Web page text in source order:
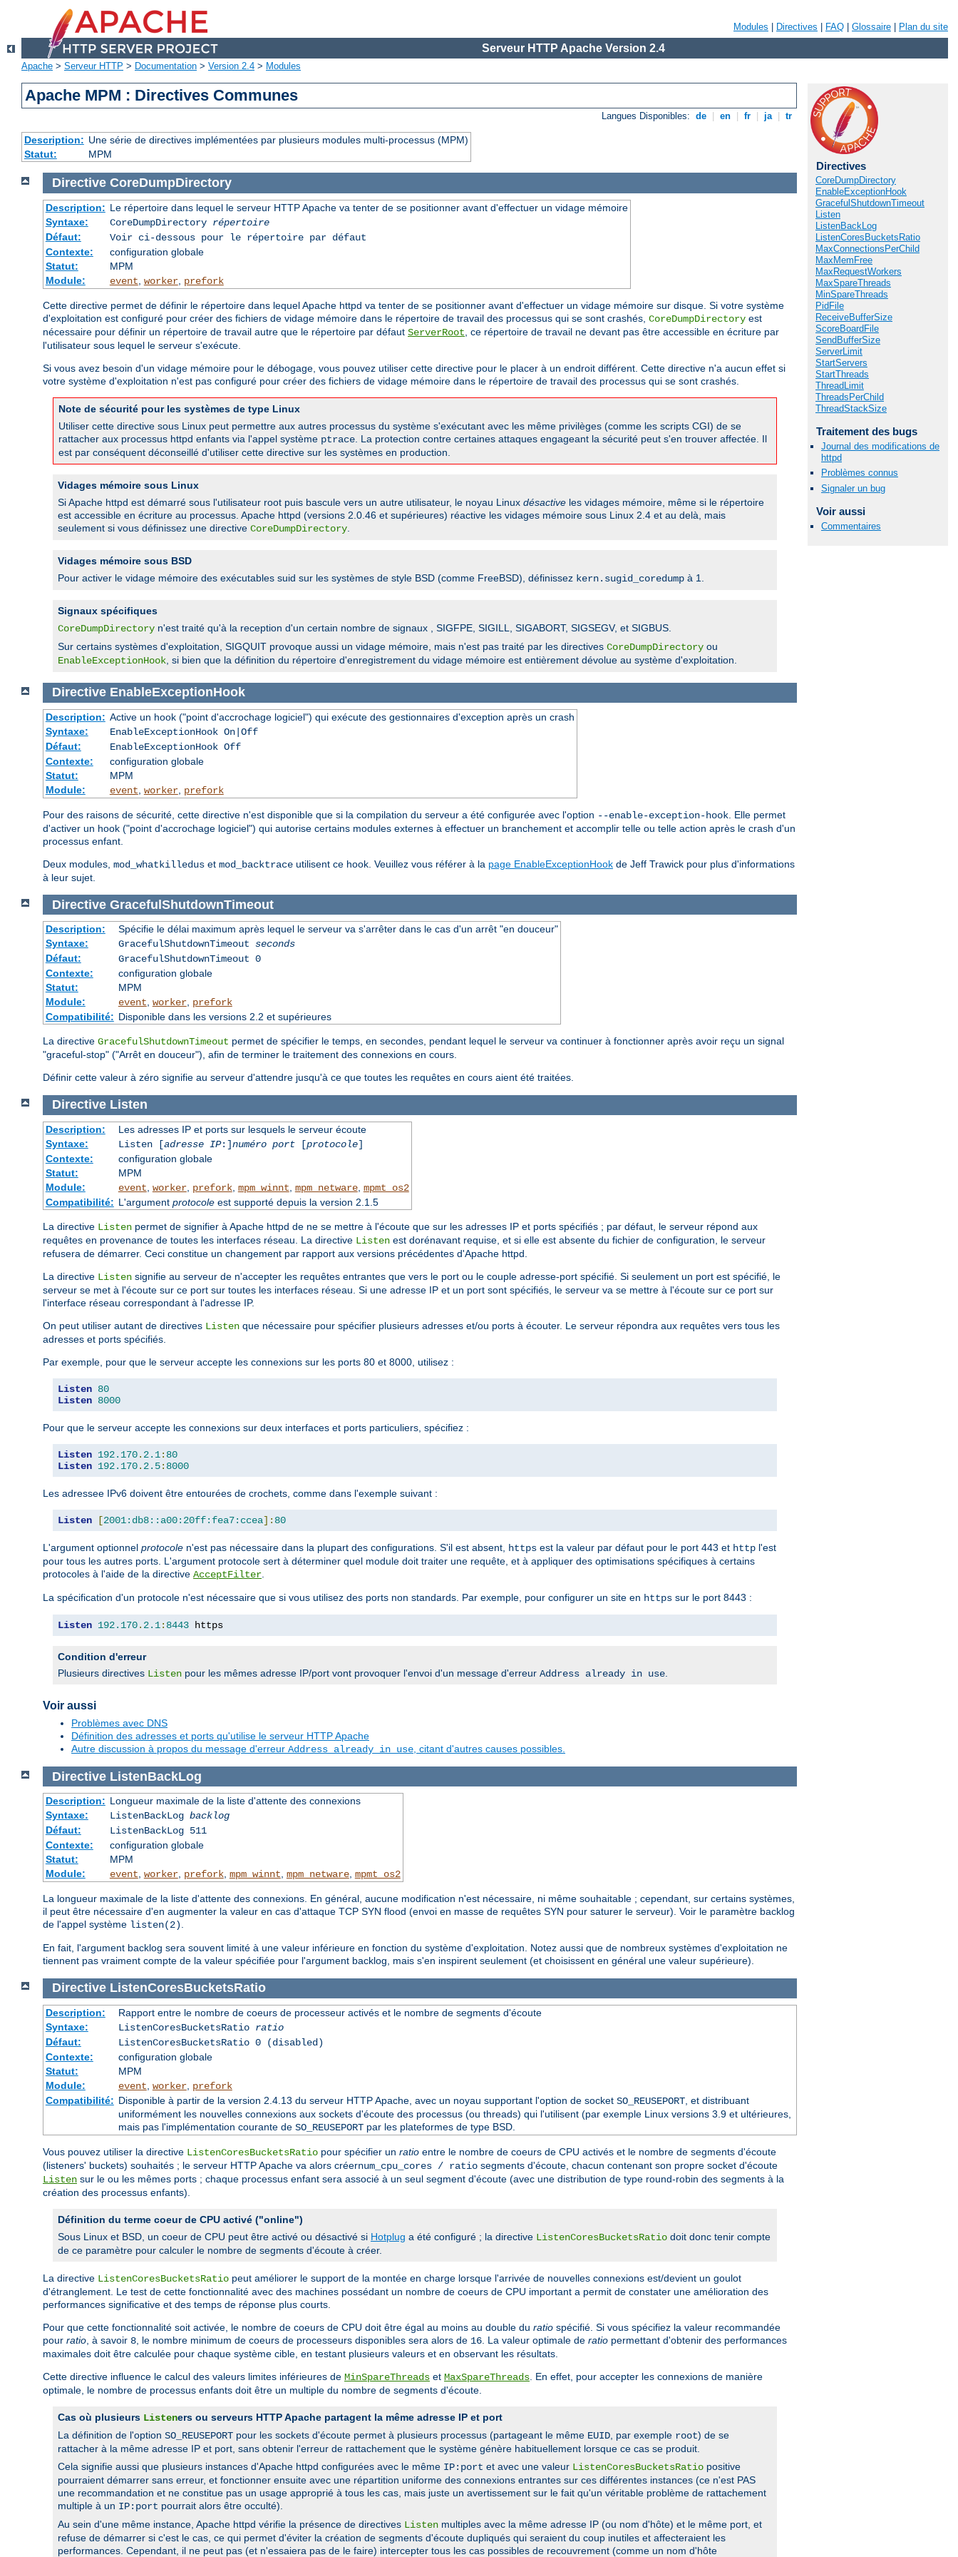
Modules Directives FAQ Glossaire Plan du site
Serveur HTTP Apache Version 2.4
Apache > Serveur HTTP > Documentation > Version 2.4 > Modules
Apache MPM : Directives Communes
Langues Disponibles: de en fr ja tr
Description: Une série de directives implémentées par plusieurs modules multi-processus (MPM)
Statut:
MPM
Directives
CoreDumpDirectory
EnableExceptionHook
GracefulShutdownTimeout
Listen
ListenBackLog
ListenCoresBucketsRatio
MaxConnectionsPerChild
MaxMemFree
MaxRequestWorkers
MaxSpareThreads
MinSpareThreads
PidFile
ReceiveBufferSize
ScoreBoardFile
SendBufferSize
ServerLimit
StartServers
StartThreads
ThreadLimit
ThreadsPerChild
ThreadStackSize
Traitement des bugs
Journal des modifications de
httpd
Problèmes connus
Signaler un bug
Voir aussi
Commentaires
Directive CoreDumpDirectory
Description: Le répertoire dans lequel le serveur HTTP Apache va tenter de se positionner avant d'effectuer un vidage mémoire
Syntaxe:
CoreDumpDirectory répertoire
Défaut:
Voir ci-dessous pour le répertoire par défaut
Contexte:
configuration globale
Statut:
MPM
Module:
event worker, prefork
Cette directive permet de définir le répertoire dans lequel Apache httpd va tenter de se positionner avant d'effectuer un vidage mémoire sur disque. Si votre système
d'exploitation est configuré pour créer des fichiers de vidage mémoire dans le répertoire de travail des processus qui se sont crashés, CoreDumpDirectory est
nécessaire pour définir un répertoire de travail autre que le répertoire par défaut ServerRoot , ce répertoire de travail ne devant pas être accessible en écriture par
l'utilisateur sous lequel le serveur s'exécute.
Si vous avez besoin d'un vidage mémoire pour le débogage, vous pouvez utiliser cette directive pour le placer à un endroit différent. Cette directive n'a aucun effet si
votre système d'exploitation n'est pas configuré pour créer des fichiers de vidage mémoire dans le répertoire de travail des processus qui se sont crashés.
Note de sécurité pour les systèmes de type Linux
Utiliser cette directive sous Linux peut permettre aux autres processus du système s'exécutant avec les même privilèges (comme les scripts CGI) de se
rattacher aux processus httpd enfants via l'appel système ptrace . La protection contre certaines attaques engageant la sécurité peut s'en trouver affectée. Il
est par conséquent déconseillé d'utiliser cette directive sur les systèmes en production.
Vidages mémoire sous Linux
Si Apache httpd est démarré sous l'utilisateur root puis bascule vers un autre utilisateur, le noyau Linux désactive les vidages mémoire, même si le répertoire
est accessible en écriture au processus. Apache httpd (versions 2.0.46 et supérieures) réactive les vidages mémoire sous Linux 2.4 et au delà, mais
seulement si vous définissez une directive CoreDumpDirectory
Vidages mémoire sous BSD
Pour activer le vidage mémoire des exécutables suid sur les systèmes de style BSD (comme FreeBSD), définissez kern.sugid_coredump à 1.
Signaux spécifiques
CoreDumpDirectory n'est traité qu'à la reception d'un certain nombre de signaux , SIGFPE, SIGILL, SIGABORT, SIGSEGV, et SIGBUS.
Sur certains systèmes d'exploitation, SIGQUIT provoque aussi un vidage mémoire, mais n'est pas traité par les directives CoreDumpDirectory ou
EnableExceptionHook , si bien que la définition du répertoire d'enregistrement du vidage mémoire est entièrement dévolue au système d'exploitation.
Directive EnableExceptionHook
Description: Active un hook ("point d'accrochage logiciel") qui exécute des gestionnaires d'exception après un crash
Syntaxe:
EnableExceptionHook On|Off
Défaut:
EnableExceptionHook Off
Contexte:
configuration globale
Statut:
MPM
Module:
event worker, prefork
Pour des raisons de sécurité, cette directive n'est disponible que si la compilation du serveur a été configurée avec l'option --enable-exception-hook . Elle permet
d'activer un hook ("point d'accrochage logiciel") qui autorise certains modules externes à effectuer un branchement et accomplir telle ou telle action après le crash d'un
processus enfant.
Deux modules, mod_whatkilledus et mod_backtrace utilisent ce hook. Veuillez vous référer à la page EnableExceptionHook de Jeff Trawick pour plus d'informations
à leur sujet.
Directive GracefulShutdownTimeout
Description:
Spécifie le délai maximum après lequel le serveur va s'arrêter dans le cas d'un arrêt "en douceur"
Syntaxe:
GracefulShutdownTimeout seconds
Défaut:
GracefulShutdownTimeout 0
Contexte:
configuration globale
Statut:
MPM
Module:
event, worker, prefork
Compatibilité: Disponible dans les versions 2.2 et supérieures
La directive GracefulShutdownTimeout permet de spécifier le temps, en secondes, pendant lequel le serveur va continuer à fonctionner après avoir reçu un signal
"graceful-stop" ("Arrêt en douceur"), afin de terminer le traitement des connexions en cours.
Définir cette valeur à zéro signifie au serveur d'attendre jusqu'à ce que toutes les requêtes en cours aient été traitées.
Directive Listen
Description:
Les adresses IP et ports sur lesquels le serveur écoute
Syntaxe:
Listen [adresse IP:]numéro port[protocole]
Contexte:
configuration globale
Statut:
MPM
Module:
event worker, prefork, mpm_winnt mpm_netware, mpmt_os2
Compatibilité: L'argument protocoleest supporté depuis la version 2.1.5
La directive Listen permet de signifier à Apache httpd de ne se mettre à l'écoute que sur les adresses IP et ports spécifiés ; par défaut, le serveur répond aux
requêtes en provenance de toutes les interfaces réseau. La directive Listen est dorénavant requise, et si elle est absente du fichier de configuration, le serveur
refusera de démarrer. Ceci constitue un changement par rapport aux versions précédentes d'Apache httpd.
La directive Listen signifie au serveur de n'accepter les requêtes entrantes que vers le port ou le couple adresse-port spécifié. Si seulement un port est spécifié, le
serveur se met à l'écoute sur ce port sur toutes les interfaces réseau. Si une adresse IP et un port sont spécifiés, le serveur va se mettre à l'écoute sur ce port sur
l'interface réseau correspondant à l'adresse IP.
On peut utiliser autant de directives Listen que nécessaire pour spécifier plusieurs adresses et/ou ports à écouter. Le serveur répondra aux requêtes vers tous les
adresses et ports spécifiés.
Par exemple, pour que le serveur accepte les connexions sur les ports 80 et 8000, utilisez :
Listen 80
Listen 8000
Pour que le serveur accepte les connexions sur deux interfaces et ports particuliers, spécifiez :
Listen 192.170. 2.1: 80
Listen 192.170. 2.5: 8000
Les adressee IPv6 doivent être entourées de crochets, comme dans l'exemple suivant :
Listen [2001:db8::a00:20ff:fea7:ccea]: 80
L'argument optionnel protocole n'est pas nécessaire dans la plupart des configurations. S'il est absent, https est la valeur par défaut pour le port 443 et http l'est
pour tous les autres ports. L'argument protocole sert à déterminer quel module doit traiter une requête, et à appliquer des optimisations spécifiques à certains
protocoles à l'aide de la directive AcceptFilter
La spécification d'un protocole n'est nécessaire que si vous utilisez des ports non standards. Par exemple, pour configurer un site en https sur le port 8443 :
Listen 192.170. 2.1: 8443 https
Condition d'erreur
Plusieurs directives Listen pour les mêmes adresse IP/port vont provoquer l'envoi d'un message d'erreur Address already in use
Voir aussi
Problèmes avec DNS
Définition des adresses et ports qu'utilise le serveur HTTP Apache
Autre discussion à propos du message d'erreur Address already in use , citant d'autres causes possibles.
Directive ListenBackLog
Description: Longueur maximale de la liste d'attente des connexions
Syntaxe:
ListenBackLog backlog
Défaut:
ListenBackLog 511
Contexte:
configuration globale
Statut:
MPM
Module:
event, worker, prefork, mpm_winnt, mpm_netware, mpmt_os2
La longueur maximale de la liste d'attente des connexions. En général, aucune modification n'est nécessaire, ni même souhaitable ; cependant, sur certains systèmes,
il peut être nécessaire d'en augmenter la valeur en cas d'attaque TCP SYN flood (envoi en masse de requêtes SYN pour saturer le serveur). Voir le paramètre backlog
de l'appel système listen(2).
En fait, l'argument backlog sera souvent limité à une valeur inférieure en fonction du système d'exploitation. Notez aussi que de nombreux systèmes d'exploitation ne
tiennent pas vraiment compte de la valeur spécifiée pour l'argument backlog, mais s'en inspirent seulement (et choisissent en général une valeur supérieure).
Directive ListenCoresBucketsRatio
Description:
Rapport entre le nombre de coeurs de processeur activés et le nombre de segments d'écoute
Syntaxe:
ListenCoresBucketsRatio ratio
Défaut:
ListenCoresBucketsRatio 0 (disabled)
Contexte:
configuration globale
Statut:
MPM
Module:
event worker, prefork
Compatibilité: Disponible à partir de la version 2.4.13 du serveur HTTP Apache, avec un noyau supportant l'option de socket SO_REUSEPORT, et distribuant
uniformément les nouvelles connexions aux sockets d'écoute des processus (ou threads) qui l'utilisent (par exemple Linux versions 3.9 et ultérieures,
mais pas l'implémentation courante de SO_REUSEPORTpar les plateformes de type BSD.
Vous pouvez utiliser la directive ListenCoresBucketsRatio pour spécifier un ratio entre le nombre de coeurs de CPU activés et le nombre de segments d'écoute
(listeners' buckets) souhaités ; le serveur HTTP Apache va alors créernum_cpu_cores / ratio segments d'écoute, chacun contenant son propre socket d'écoute
Listen sur le ou les mêmes ports ; chaque processus enfant sera associé à un seul segment d'écoute (avec une distribution de type round-robin des segments à la
création des processus enfants).
Définition du terme coeur de CPU activé ("online")
Sous Linux et BSD, un coeur de CPU peut être activé ou désactivé si Hotplug a été configuré ; la directive ListenCoresBucketsRatio doit donc tenir compte
de ce paramètre pour calculer le nombre de segments d'écoute à créer.
La directive ListenCoresBucketsRatio peut améliorer le support de la montée en charge lorsque l'arrivée de nouvelles connexions est/devient un goulot
d'étranglement. Le test de cette fonctionnalité avec des machines possédant un nombre de coeurs de CPU important a permit de constater une amélioration des
performances significative et des temps de réponse plus courts.
Pour que cette fonctionnalité soit activée, le nombre de coeurs de CPU doit être égal au moins au double du ratio spécifié. Si vous spécifiez la valeur recommandée
pour ratio , à savoir 8 , le nombre minimum de coeurs de processeurs disponibles sera alors de 16 . La valeur optimale de ratio permettant d'obtenir des performances
maximales doit être calculée pour chaque système cible, en testant plusieurs valeurs et en observant les résultats.
Cette directive influence le calcul des valeurs limites inférieures de MinSpareThreads et MaxSpareThreads . En effet, pour accepter les connexions de manière
optimale, le nombre de processus enfants doit être un multiple du nombre de segments d'écoute.
Cas où plusieurs Listeners ou serveurs HTTP Apache partagent la même adresse IP et port
La définition de l'option SO_REUSEPORT pour les sockets d'écoute permet à plusieurs processus (partageant le même EUID , par exemple root) de se
rattacher à la même adresse IP et port, sans obtenir l'erreur de rattachement que le système génère habituellement lorsque ce cas se produit.
Cela signifie aussi que plusieurs instances d'Apache httpd configurées avec le même IP:port et avec une valeur ListenCoresBucketsRatio positive
pourraient démarrer sans erreur, et fonctionner ensuite avec une répartition uniforme des connexions entrantes sur ces différentes instances (ce n'est PAS
une recommandation et ne constitue pas un usage approprié à tous les cas, mais juste un avertissement sur le fait qu'un véritable problème de rattachement
multiple à un IP:port pourrait alors être occulté).
Au sein d'une même instance, Apache httpd vérifie la présence de directives Listen multiples avec la même adresse IP (ou nom d'hôte) et le même port, et
refuse de démarrer si c'est le cas, ce qui permet d'éviter la création de segments d'écoute dupliqués qui seraient du coup inutiles et affecteraient les
performances. Cependant, il ne peut pas (et n'essaiera pas de le faire) intercepter tous les cas possibles de recouvrement (comme un nom d'hôte